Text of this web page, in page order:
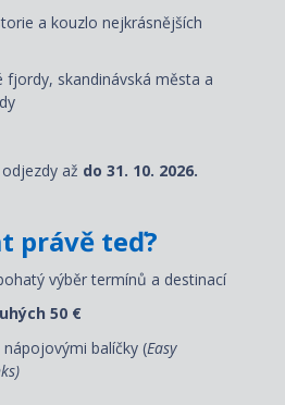
a kouzlo nejkrásnějších
fjordy, skandinávská města a
až do 31. 10. 2026.
právě teď?
výběr termínů a destinací
50 €
balíčky (Easy